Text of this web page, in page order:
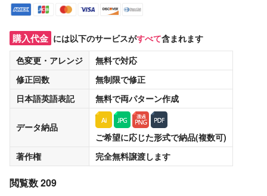
購入代金 には以下のサービスがすべて含まれます
色変更・アレンジ
無料で対応
修正回数
無制限で修正
日本語英語表記
無料で両パターン作成
データ納品
ご希望に応じた形式で納品(複数可)
著作権
完全無料譲渡します
閲覧数 209